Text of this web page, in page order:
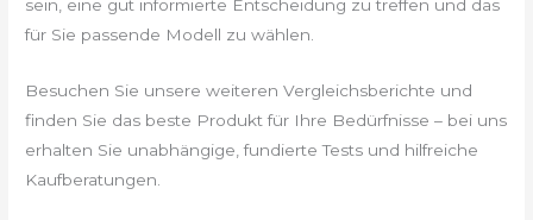
sein, eine gut informierte Entscheidung zu treffen und das
für Sie passende Modell zu wählen.
Besuchen Sie unsere weiteren Vergleichsberichte und
finden Sie das beste Produkt für Ihre Bedürfnisse – bei uns
erhalten Sie unabhängige, fundierte Tests und hilfreiche
Kaufberatungen.